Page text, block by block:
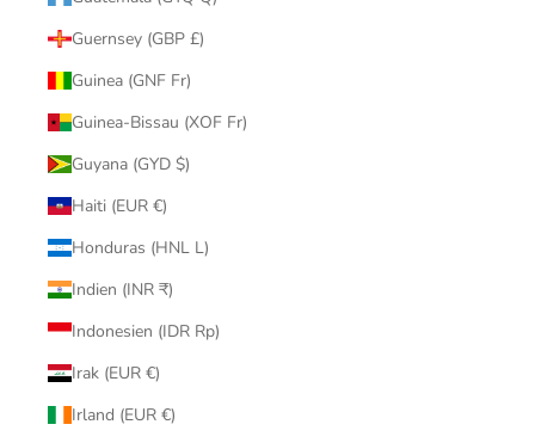
Guernsey (GBP £)
Guinea (GNF Fr)
Guinea-Bissau (XOF Fr)
Guyana (GYD $)
Haiti (EUR €)
Honduras (HNL L)
Indien (INR ₹)
Indonesien (IDR Rp)
Irak (EUR €)
Irland (EUR €)